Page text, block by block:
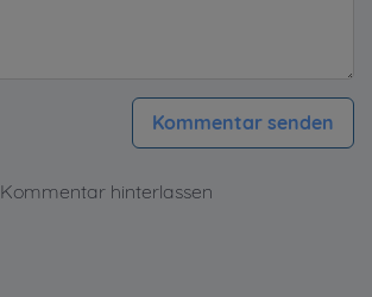
Kommentar senden
Kommentar hinterlassen